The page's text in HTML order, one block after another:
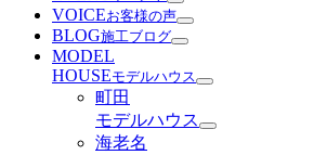
VOICEお客様の声
BLOG施工ブログ
MODEL
HOUSEモデルハウス
町田
モデルハウス
海老名